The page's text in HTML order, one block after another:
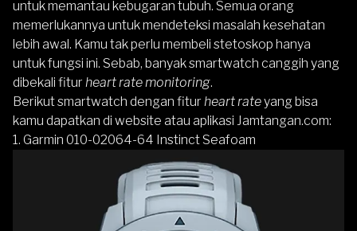
untuk memantau kebugaran tubuh. Semua orang
memerlukannya untuk mendeteksi masalah kesehatan
lebih awal. Kamu tak perlu membeli stetoskop hanya
untuk fungsi ini. Sebab, banyak smartwatch canggih yang
dibekali fitur heart rate monitoring.
Berikut smartwatch dengan fitur heart rateyang bisa
kamu dapatkan di website atau aplikasi Jamtangan.com:
1. Garmin 010-02064-64 Instinct Seafoam